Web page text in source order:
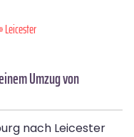
» Leicester
Umzug von
nach Leicester